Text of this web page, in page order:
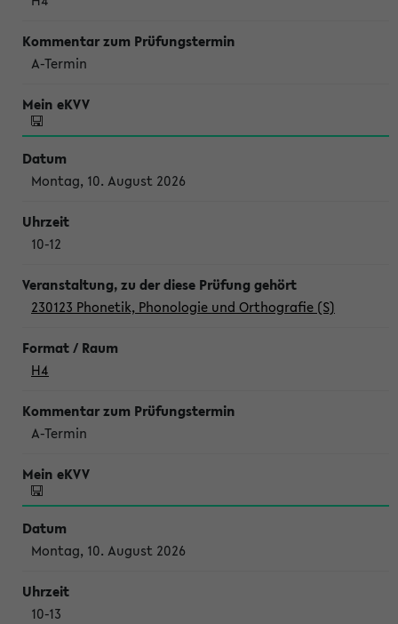
A-Termin
Montag, 10. August 2026
10-12
230123 Phonetik, Phonologie und Orthografie (S)
H4
A-Termin
Montag, 10. August 2026
10-13